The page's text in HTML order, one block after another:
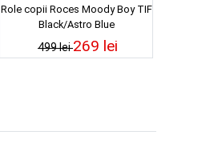
Role copii Roces Moody Boy TIF
Black/Astro Blue
499 lei269 lei